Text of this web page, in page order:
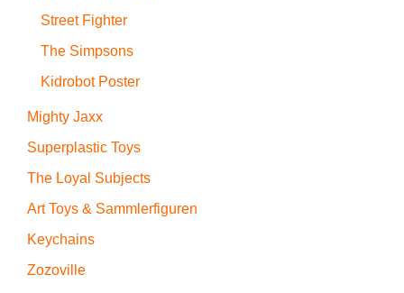
Street Fighter
The Simpsons
Kidrobot Poster
Mighty Jaxx
Superplastic Toys
The Loyal Subjects
Art Toys & Sammlerfiguren
Keychains
Zozoville